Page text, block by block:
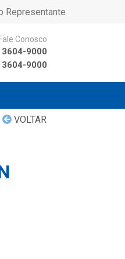
Representante
Conosco
9000
9000
VOLTAR